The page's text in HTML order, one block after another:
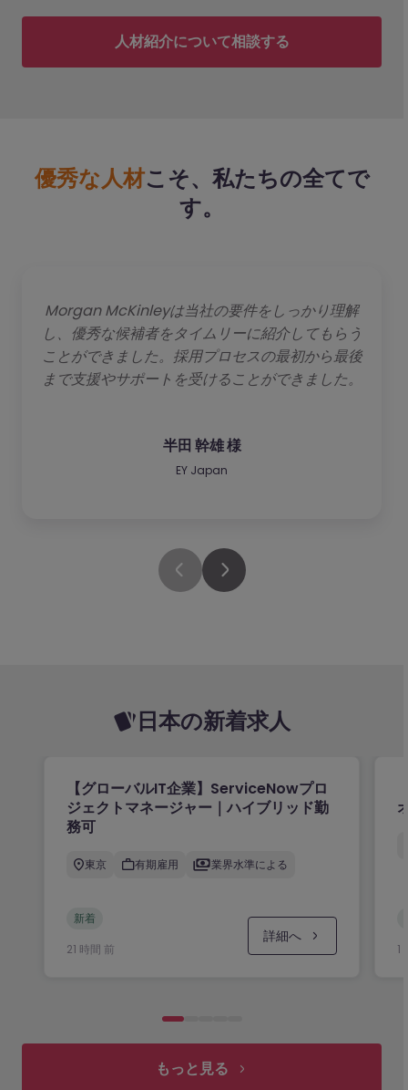
人材紹介について相談する
優秀な人材こそ、私たちの全てで
す。
Morgan McKinleyは当社の要件をしっかり理解
し、優秀な候補者をタイムリーに紹介してもらう
ことができました。採用プロセスの最初から最後
まで支援やサポートを受けることができました。
半田 幹雄 様
EY Japan
日本の新着求人
【グローバルIT企業】ServiceNowプロ
ジェクトマネージャー｜ハイブリッド勤
務可
東京 有期雇用 業界水準による
新着
21 時間 前
詳細へ
1
もっと見る